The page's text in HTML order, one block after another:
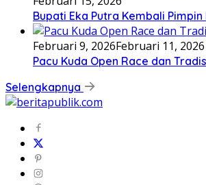
Bupati Eka Putra Kembali
Februari 9, 2026Februari 11, 2026
Pacu Kuda Open Race dan
Selengkapnya